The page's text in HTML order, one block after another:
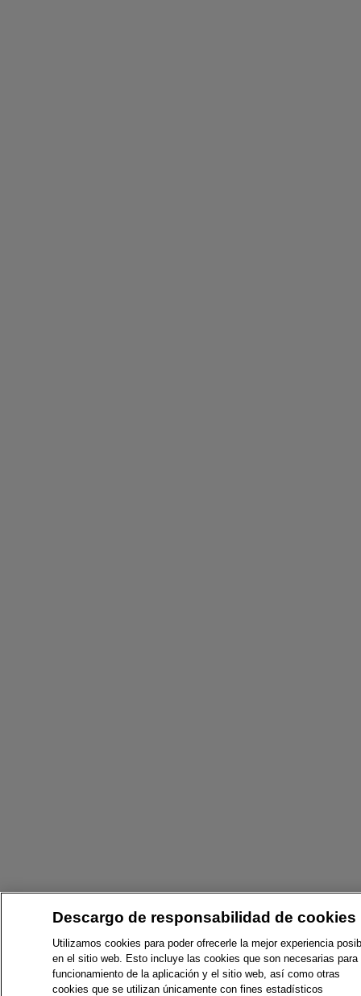
Descargo de responsabilidad de cookies
Utilizamos cookies para poder ofrecerle la mejor experiencia
en el sitio web. Esto incluye las cookies que son necesarias para
funcionamiento de la aplicación y el sitio web, así como otras
cookies que se utilizan únicamente con fines estadísticos